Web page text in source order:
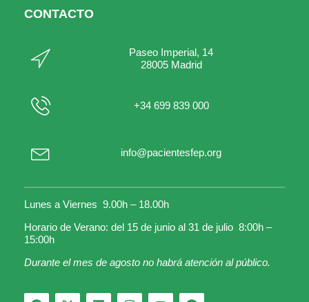
CONTACTO
Paseo Imperial, 14
28005 Madrid
+34 699 839 000
info@pacientesfep.org
Lunes a Viernes 9.00h – 18.00h
Horario de Verano: del 15 de junio al 31 de julio 8:00h –
15:00h
Durante el mes de agosto no habrá atención al público.